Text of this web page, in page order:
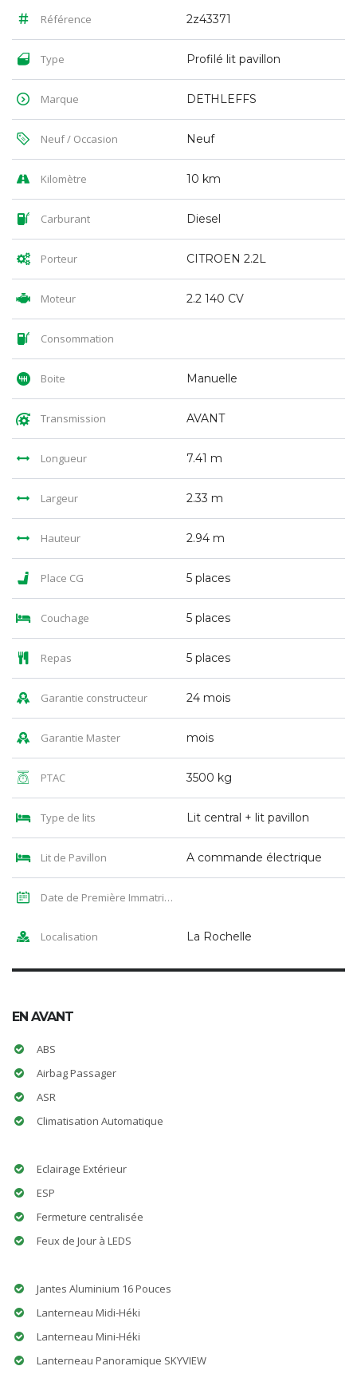
Référence 2z43371
Type Profilé lit pavillon
Marque DETHLEFFS
Neuf / Occasion Neuf
Kilomètre 10 km
Carburant Diesel
Porteur CITROEN 2.2L
Moteur 2.2 140 CV
Consommation
Boite Manuelle
Transmission AVANT
Longueur 7.41 m
Largeur 2.33 m
Hauteur 2.94 m
Place CG 5 places
Couchage 5 places
Repas 5 places
Garantie constructeur 24 mois
Garantie Master mois
PTAC 3500 kg
Type de lits Lit central + lit pavillon
Lit de Pavillon A commande électrique
Date de Première Immatriculation
Localisation La Rochelle
EN AVANT
ABS
Airbag Passager
ASR
Climatisation Automatique
Eclairage Extérieur
ESP
Fermeture centralisée
Feux de Jour à LEDS
Jantes Aluminium 16 Pouces
Lanterneau Midi-Héki
Lanterneau Mini-Héki
Lanterneau Panoramique SKYVIEW